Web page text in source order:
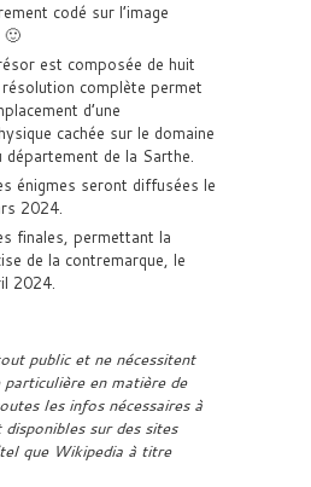
codé sur l’image
🙂
est composée de huit
complète permet
d’une
cachée sur le domaine
département de la Sarthe.
énigmes seront diffusées le
2024.
finales, permettant la
de la contremarque, le
2024.
public et ne nécessitent
particulière en matière de
les infos nécessaires à
sur des sites
que Wikipedia à titre